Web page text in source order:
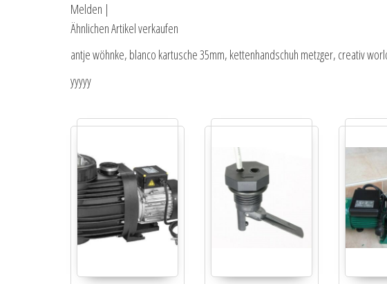
Melden |
Ähnlichen Artikel verkaufen
antje wöhnke, blanco kartusche 35mm, kettenhandschuh metzger, creativ
yyyyy